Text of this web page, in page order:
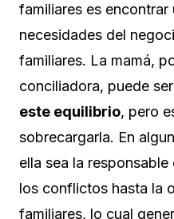
familiares es
necesidades del
familiares. La mamá,
conciliadora, puede
este equilibrio, pero
sobrecargarla. En
ella sea la
los conflictos hasta la
familiares, lo cual